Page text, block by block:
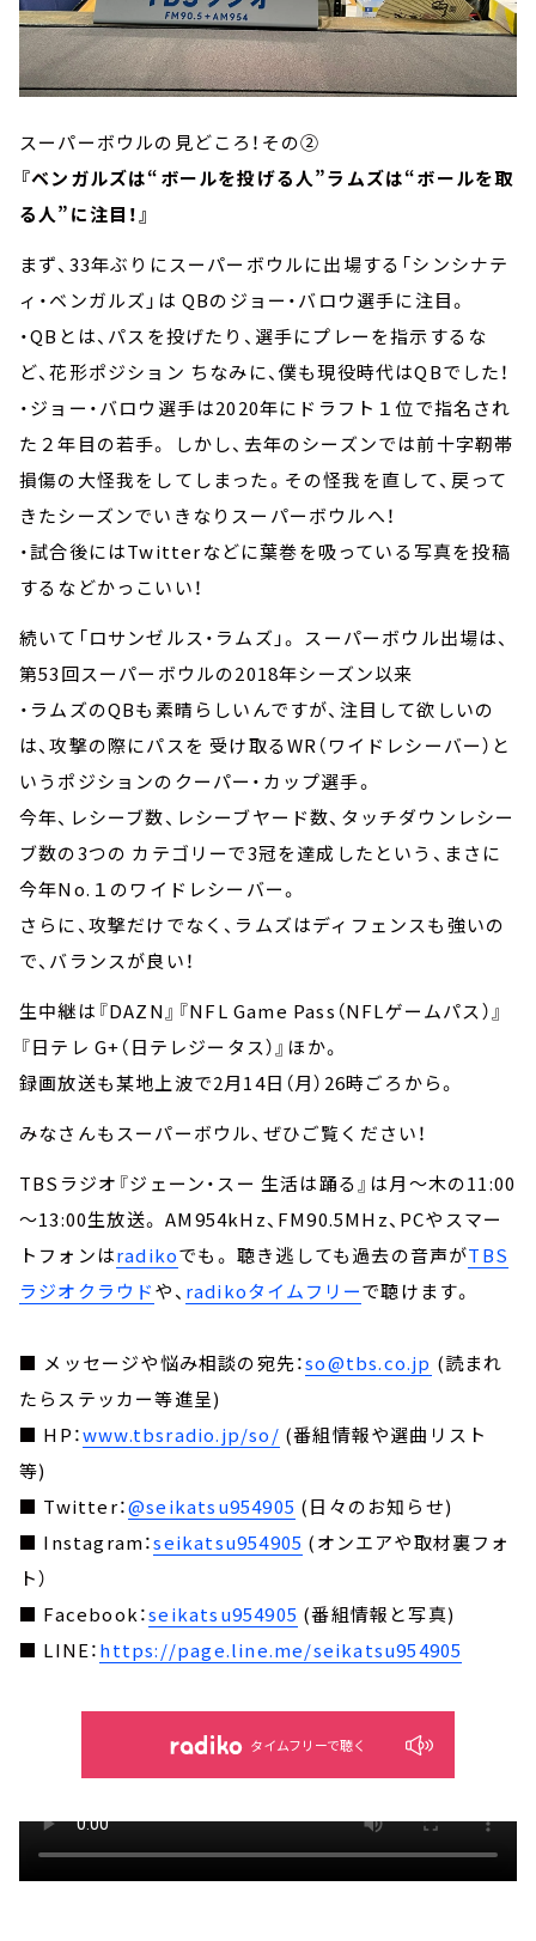
スーパーボウルの見どころ！その②
『ベンガルズは“ボールを投げる人”ラムズは“ボールを取
る人”に注目！』
まず、33年ぶりにスーパーボウルに出場する「シンシナテ
ィ・ベンガルズ」は QBのジョー・バロウ選手に注目。
・QBとは、パスを投げたり、選手にプレーを指示するな
ど、花形ポジション ちなみに、僕も現役時代はQBでした！
・ジョー・バロウ選手は2020年にドラフト１位で指名され
た２年目の若手。 しかし、去年のシーズンでは前十字靭帯
損傷の大怪我をしてしまった。その怪我を直して、戻って
きたシーズンでいきなりスーパーボウルへ！
・試合後にはTwitterなどに葉巻を吸っている写真を投稿
するなどかっこいい！
続いて「ロサンゼルス・ラムズ」。 スーパーボウル出場は、
第53回スーパーボウルの2018年シーズン以来
・ラムズのQBも素晴らしいんですが、注目して欲しいの
は、攻撃の際にパスを 受け取るWR（ワイドレシーバー）と
いうポジションのクーパー・カップ選手。
今年、レシーブ数、レシーブヤード数、タッチダウンレシー
ブ数の3つの カテゴリーで3冠を達成したという、まさに
今年No.１のワイドレシーバー。
さらに、攻撃だけでなく、ラムズはディフェンスも強いの
で、バランスが良い！
生中継は『DAZN』『NFL Game Pass（NFLゲームパス）』
『日テレ G+（日テレジータス）』ほか。
録画放送も某地上波で2月14日（月）26時ごろから。
みなさんもスーパーボウル、ぜひご覧ください！
TBSラジオ『ジェーン・スー 生活は踊る』は月～木の11:00
～13:00生放送。 AM954kHz、FM90.5MHz、PCやスマー
トフォンはradikoでも。 聴き逃しても過去の音声がTBS
ラジオクラウドや、 radikoタイムフリーで聴けます。
■ メッセージや悩み相談の宛先：so@tbs.co.jp (読まれ
たらステッカー等進呈)
■ HP：www.tbsradio.jp/so/ (番組情報や選曲リスト
等)
■ Twitter：@seikatsu954905 (日々のお知らせ)
■ Instagram：seikatsu954905 (オンエアや取材裏フォ
ト）
■ Facebook：seikatsu954905 (番組情報と写真)
■ LINE：https://page.line.me/seikatsu954905
タイムフリーで聴く